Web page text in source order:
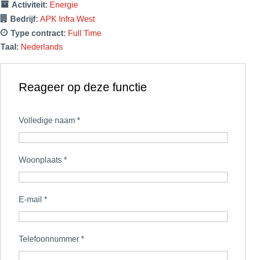
Activiteit: Energie
Bedrijf:APK Infra West
Type contract: Full Time
Taal: Nederlands
Reageer op deze functie
Volledige naam*
Woonplaats*
E-mail*
Telefoonnummer*